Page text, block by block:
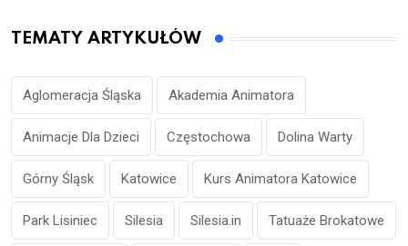
TEMATY ARTYKUŁÓW
Aglomeracja Śląska Akademia Animatora
Animacje Dla Dzieci Częstochowa Dolina Warty
Górny Śląsk Katowice Kurs Animatora Katowice
Park Lisiniec Silesia Silesia.in Tatuaże Brokatowe